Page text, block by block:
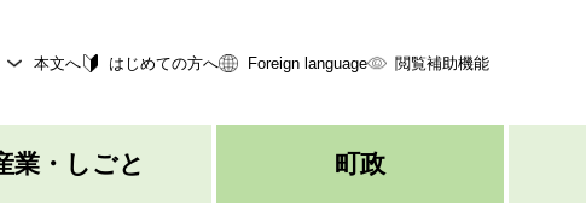
本文へ はじめての方へ Foreign language 閲覧補助機能
業・しごと 町政